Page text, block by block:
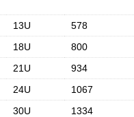
13U 578
18U 800
21U 934
24U 1067
30U 1334